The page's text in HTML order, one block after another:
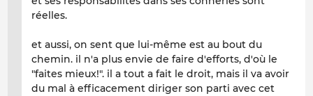
réelles.
et aussi, on sent que lui-même est au bout du
chemin. il n'a plus envie de faire d'efforts, d'où le
"faites mieux!". il a tout a fait le droit, mais il va avoir
du mal à efficacement diriger son parti avec cet